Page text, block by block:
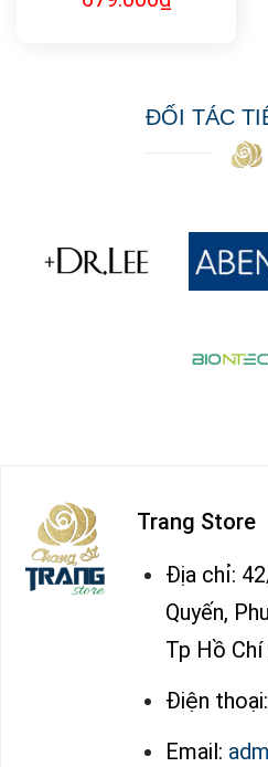
ĐỐI TÁC
Trang Store
Địa chỉ:
Quyến,
Tp Hồ Chí
Điện
Email: